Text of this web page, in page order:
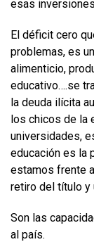
esas
El déficit cero
problemas, es
alimenticio,
educativo….se
la deuda ilícita
los chicos de la
universidades,
educación es la
estamos frente
retiro del título y
Son las
al país.